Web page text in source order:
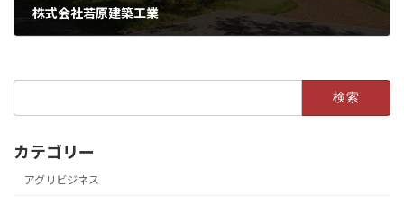
株式会社若原建築工業
カテゴリー
アグリビジネス